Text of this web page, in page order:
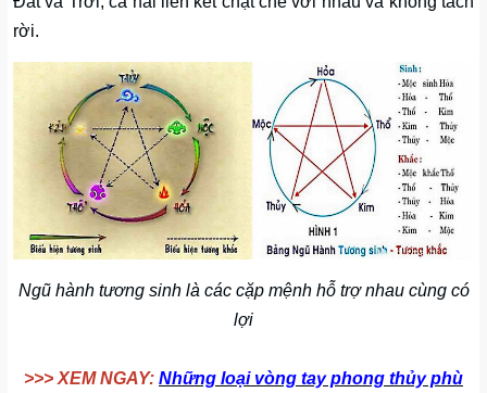
rời.
Ngũ hành tương sinh là các cặp mệnh hỗ trợ nhau cùng có
lợi
>>> XEM NGAY: Những loại vòng tay phong thủy phù